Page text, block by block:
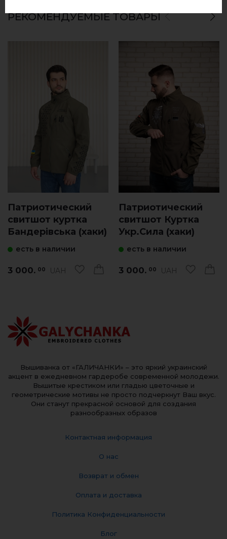
РЕКОМЕНДУЕМЫЕ ТОВАРЫ
Патриотический
свитшот куртка
Бандерівська (хаки)
есть в наличии
3 000. 00 UAH
Патриотический
свитшот Куртка
Укр.Сила (хаки)
есть в наличии
3 000. 00 UAH
Вышиванка от «ГАЛИЧАНКИ» – это яркий украинский
акцент в ежедневном гардеробе современной молодежи.
Вышитые крестиком или гладью цветочные и
геометрические мотивы не просто подчеркнут Ваш вкус.
Они станут прекрасной основой для создания
разнообразных образов
Контактная информация
О нас
Возврат и обмен
Оплата и доставка
Политика Конфиденциальности
Блог